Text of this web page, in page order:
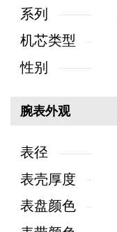
系列
机芯类型
性别
腕表外观
表径
表壳厚度
表盘颜色